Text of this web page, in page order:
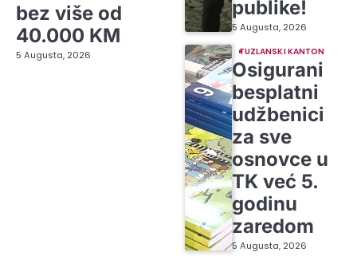
bez više od
40.000 KM
5 Augusta, 2026
publike!
5 Augusta, 2026
TUZLANSKI KANTON
Osigurani
besplatni
udžbenici
za sve
osnovce u
TK već 5.
godinu
zaredom
5 Augusta, 2026